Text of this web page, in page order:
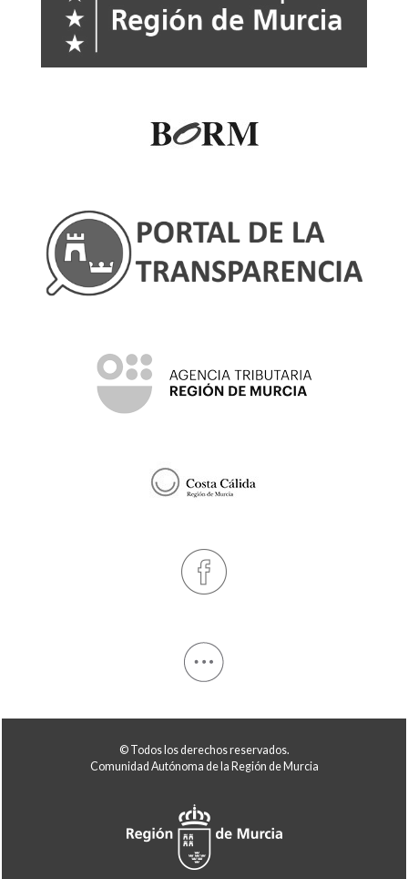
© Todos los derechos reservados.
Comunidad Autónoma de la Región de Murcia